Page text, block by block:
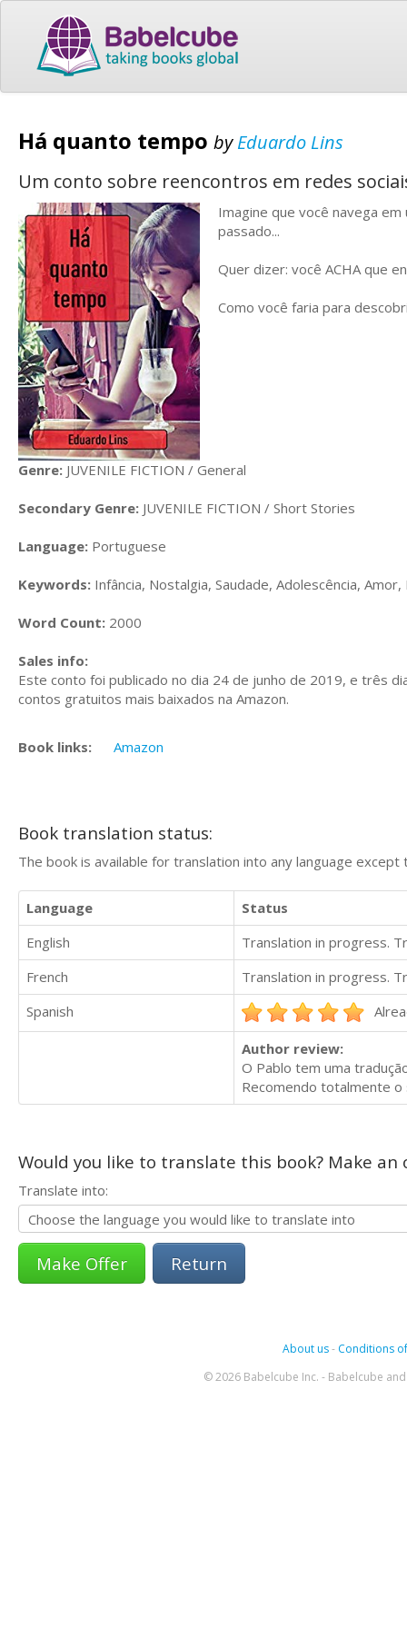
Há quanto tempo byEduardo Lins
Um conto sobre reencontros em redes
Imagine que você navega
passado...
Quer dizer: você ACHA que
Como você faria para
Genre: JUVENILE FICTION / General
Secondary Genre: JUVENILE FICTION / Short Stories
Language: Portuguese
Keywords: Infância, Nostalgia, Saudade, Adolescência,
Word Count: 2000
Sales info:
Este conto foi publicado no dia 24 de junho de 2019, e três
contos gratuitos mais baixados na Amazon.
Book links: Amazon
Book translation status:
The book is available for translation into any language
Language
Status
English
Translation in progress.
French
Translation in progress.
Spanish
Author review:
O Pablo tem uma
Recomendo totalmente o
Would you like to translate this book? Make
Translate into:
Return
About us- Conditions
© 2026 Babelcube Inc. - Babelcube